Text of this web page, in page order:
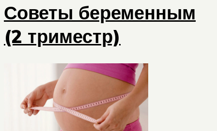
Советы беременным
(2 триместр)